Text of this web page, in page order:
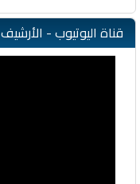
قناة اليوتيوب - الأرشيف